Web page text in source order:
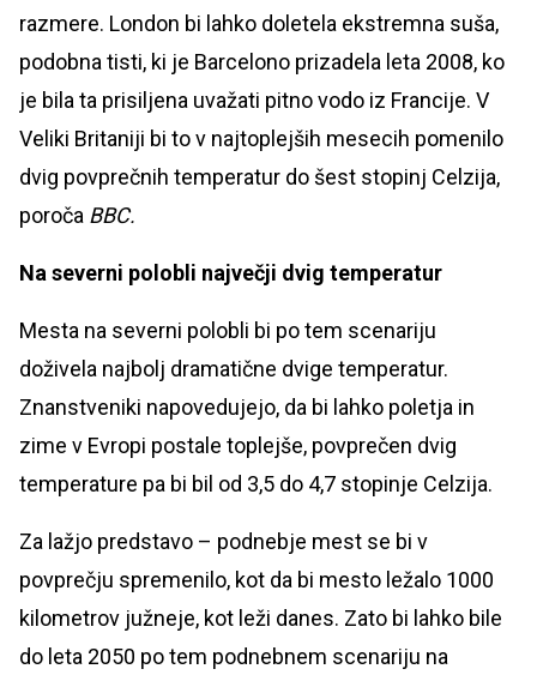
razmere. London bi lahko doletela ekstremna suša,
podobna tisti, ki je Barcelono prizadela leta 2008, ko
je bila ta prisiljena uvažati pitno vodo iz Francije. V
Veliki Britaniji bi to v najtoplejših mesecih pomenilo
dvig povprečnih temperatur do šest stopinj Celzija,
poroča BBC.
Na severni polobli največji dvig temperatur
Mesta na severni polobli bi po tem scenariju
doživela najbolj dramatične dvige temperatur.
Znanstveniki napovedujejo, da bi lahko poletja in
zime v Evropi postale toplejše, povprečen dvig
temperature pa bi bil od 3,5 do 4,7 stopinje Celzija.
Za lažjo predstavo – podnebje mest se bi v
povprečju spremenilo, kot da bi mesto ležalo 1000
kilometrov južneje, kot leži danes. Zato bi lahko bile
do leta 2050 po tem podnebnem scenariju na